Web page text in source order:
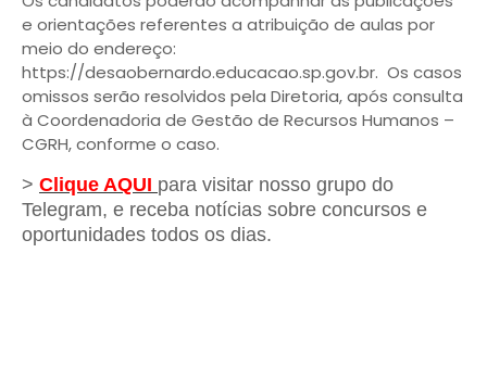
e orientações referentes a atribuição de aulas por
meio do endereço:
https://desaobernardo.educacao.sp.gov.br. Os casos
omissos serão resolvidos pela Diretoria, após consulta
à Coordenadoria de Gestão de Recursos Humanos –
CGRH, conforme o caso.
> Clique AQUI para visitar nosso grupo do
Telegram, e receba notícias sobre concursos e
oportunidades todos os dias.